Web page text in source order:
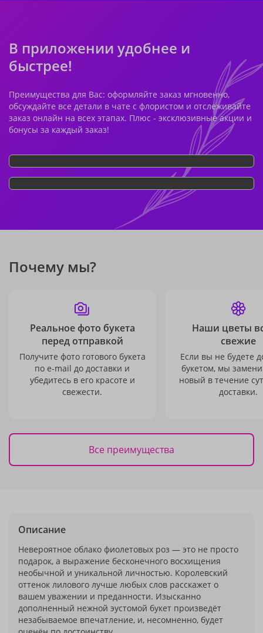
В приложении удобнее и
быстрее!
Преимущества для Вас: оформляйте заказ мгновенно,
обсуждайте все детали в чате с флористом и отслеживайте
заказ онлайн на всех этапах. Плюс - эксклюзивные акции и
бонусы за каждый заказ!
Почему мы?
Реальное фото букета
перед отправкой
Получите фото готового букета
по e-mail до доставки и
убедитесь в его красоте и
свежести.
Наши цветы
свежие
Если вы не будете
букетом, мы
новый в течение
доставки.
Все преимущества
Описание
Невероятное облако фиолетовых роз — это не просто
подарок, а выражение бесконечного восхищения
необычной и уникальной личностью. Королевский
оттенок лилового лучше любых слов расскажет о
вашем уважении и преданности. Изысканно
дополненный нежной эустомой букет произведёт
незабываемое впечатление, и, несомненно, будет